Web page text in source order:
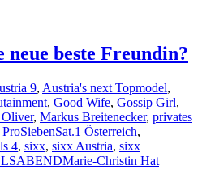
beste Freundin?
9, Austria's next Topmodel,
, Good Wife, Gossip Girl,
, Markus Breitenecker, privates
ProSiebenSat.1 Österreich,
4, sixx, sixx Austria, sixx
Marie-Christin Hat